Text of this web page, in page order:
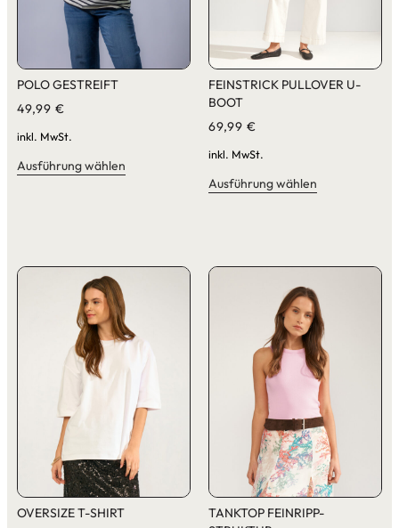
POLO GESTREIFT
49,99 €
inkl. MwSt.
Ausführung wählen
FEINSTRICK PULLOVER U-
BOOT
69,99 €
inkl. MwSt.
Ausführung wählen
OVERSIZE T-SHIRT
TANKTOP FEINRIPP-